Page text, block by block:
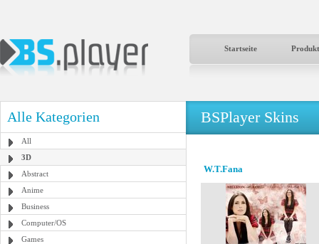
Startseite
Alle Kategorien
All
3D
Abstract
Anime
Business
Computer/OS
Games
BSPlayer Skins
W.T.Fana